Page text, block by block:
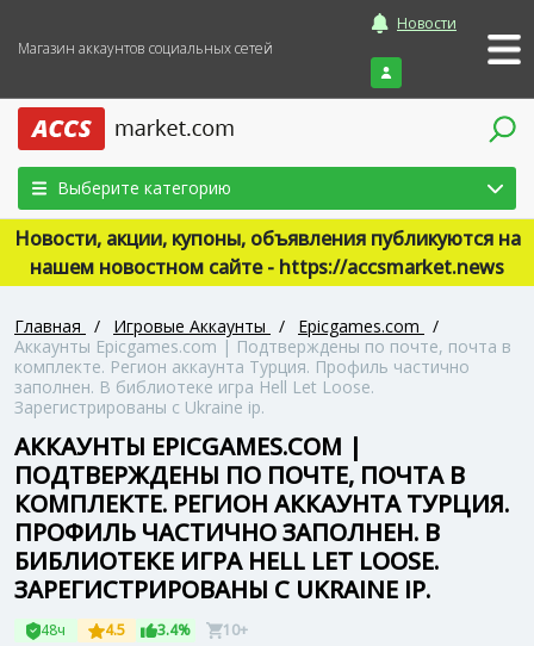
Магазин аккаунтов социальных сетей
Новости
Войти
Выберите категорию
Новости, акции, купоны, объявления публикуются на
нашем новостном сайте - https://accsmarket.news
Главная / Игровые Аккаунты / Epicgames.com
/
Аккаунты Epicgames.com | Подтверждены по почте, почта в
комплекте. Регион аккаунта Турция. Профиль частично
заполнен. В библиотеке игра Hell Let Loose.
Зарегистрированы с Ukraine ip.
АККАУНТЫ EPICGAMES.COM |
ПОДТВЕРЖДЕНЫ ПО ПОЧТЕ, ПОЧТА В
КОМПЛЕКТЕ. РЕГИОН АККАУНТА ТУРЦИЯ.
ПРОФИЛЬ ЧАСТИЧНО ЗАПОЛНЕН. В
БИБЛИОТЕКЕ ИГРА HELL LET LOOSE.
ЗАРЕГИСТРИРОВАНЫ С UKRAINE IP.
48ч 4.5 3.4% 10+